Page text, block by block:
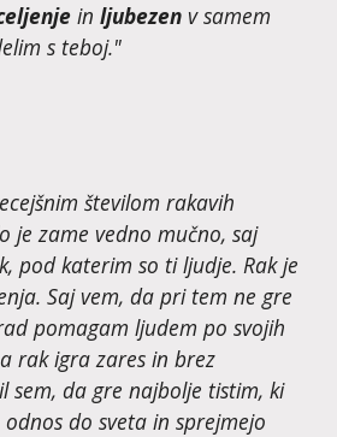
in ljubezen v samem
s teboj."
številom rakavih
je zame vedno mučno, saj
pod katerim so ti ljudje. Rak je
Saj vem, da pri tem ne gre
pomagam ljudem po svojih
rak igra zares in brez
sem, da gre najbolje tistim, ki
do sveta in sprejmejo